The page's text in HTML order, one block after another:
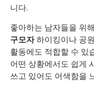
니다.
좋아하는 남자들을 위해
구모자하이킹이나 공
활동에도 적합할 수 있
어떤 상황에서도 쉽게
쓰고 있어도 어색함을